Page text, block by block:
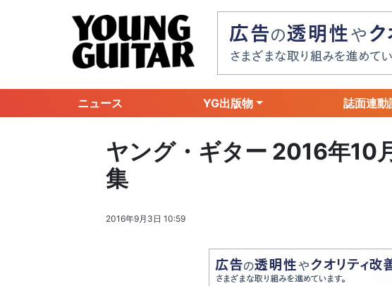
ニュース YG出版物 誌面連動
ヤング・ギター 2016年
集
2016年9月3日 10:59